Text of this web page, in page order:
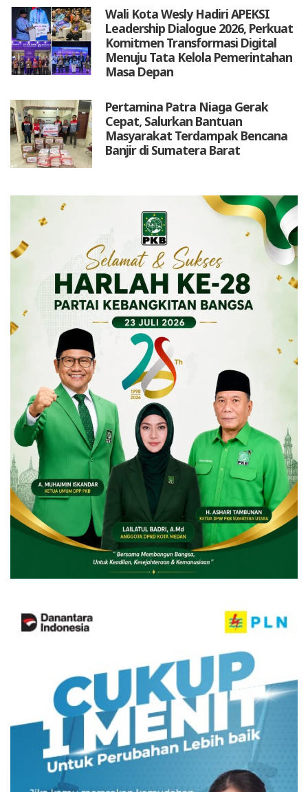
Wali Kota Wesly Hadiri APEKSI
Leadership Dialogue 2026, Perkuat
Komitmen Transformasi Digital
Menuju Tata Kelola Pemerintahan
Masa Depan
Pertamina Patra Niaga Gerak
Cepat, Salurkan Bantuan
Masyarakat Terdampak Bencana
Banjir di Sumatera Barat